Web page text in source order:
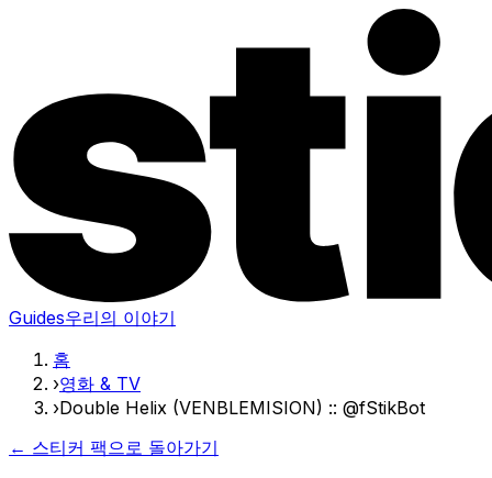
Guides우리의 이야기
홈
›영화 & TV
›Double Helix (VENBLEMISION) :: @fStikBot
← 스티커 팩으로 돌아가기